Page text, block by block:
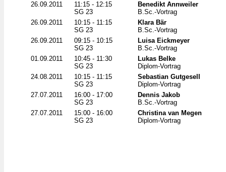
26.09.2011
11:15 - 12:15
SG 23
Benedikt Annweiler
B.Sc.-Vortrag
26.09.2011
10:15 - 11:15
SG 23
Klara Bär
B.Sc.-Vortrag
26.09.2011
09:15 - 10:15
SG 23
Luisa Eickmeyer
B.Sc.-Vortrag
01.09.2011
10:45 - 11:30
SG 23
Lukas Belke
Diplom-Vortrag
24.08.2011
10:15 - 11:15
SG 23
Sebastian Gutgesell
Diplom-Vortrag
27.07.2011
16:00 - 17:00
SG 23
Dennis Jakob
B.Sc.-Vortrag
27.07.2011
15:00 - 16:00
SG 23
Christina van Megen
Diplom-Vortrag